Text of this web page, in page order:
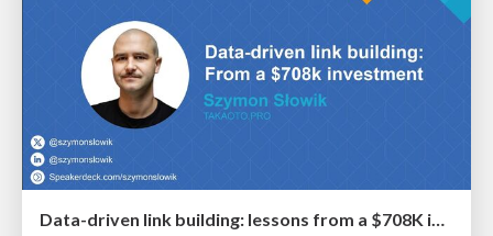
Data-driven link building: lessons from a $708K investment (BrightonSEO talk)